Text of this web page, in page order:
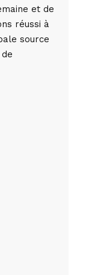
et de
réussi à
source